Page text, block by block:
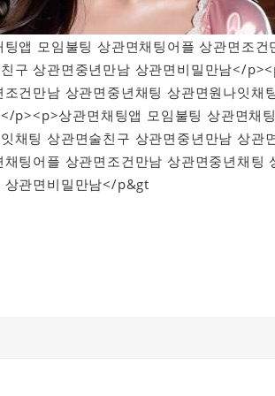
앱 모임불팅 상관면채팅어플 상관면조건
구 상관면중년만남 상관면비밀만남</
건만남 상관면중년채팅 상관면원나잇채
p><p>상관면채팅앱 모임불팅 상관면채
채팅 상관면술친구 상관면중년만남 상
팅어플 상관면조건만남 상관면중년채팅
상관면비밀만남</p&gt